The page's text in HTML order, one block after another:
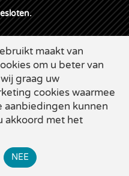
Diverse grote kortingen
Applepie
maakt van
om u beter van
graag uw
cookies waarmee
aanbiedingen kunnen
akkoord met het
NEE